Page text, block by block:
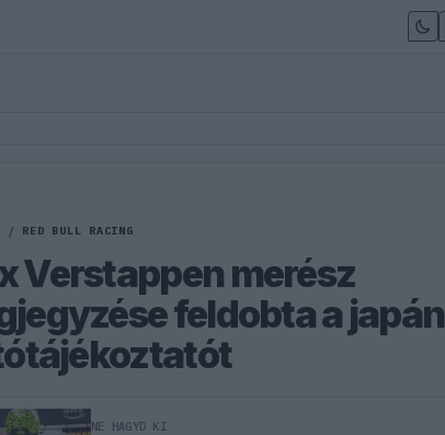
/ RED BULL RACING
Verstappen merész
feldobta a japán
NE HAGYD KI